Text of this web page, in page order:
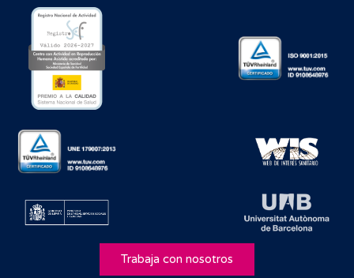
Trabaja con nosotros